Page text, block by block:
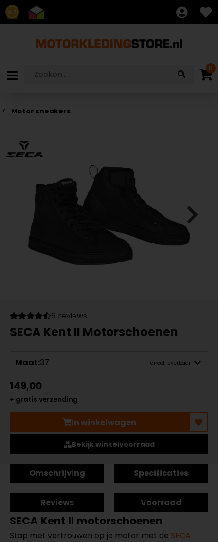
8.7
0
Motor sneakers
6 reviews
SECA Kent II Motorschoenen
Maat:37 direct leverbaar
149,00
+ gratis verzending
In winkelwagen
Bekijk winkelvoorraad
Omschrijving Specificaties
Reviews Voorraad
SECA Kent II motorschoenen
Stap met vertrouwen op je motor met de SECA